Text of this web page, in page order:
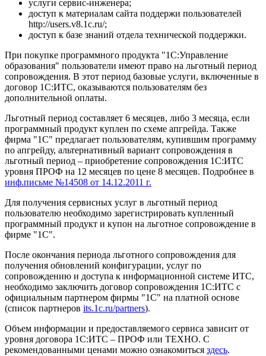
услуги сервис-инженера;
доступ к материалам сайта поддержи пользователей
http://users.v8.1c.ru/;
доступ к базе знаний отдела технической поддержки.
При покупке программного продукта "1С:Управление
образования" пользователи имеют право на льготный период
сопровождения. В этот период базовые услуги, включенные в
договор 1С:ИТС, оказываются пользователям без
дополнительной оплаты.
Льготный период составляет 6 месяцев, либо 3 месяца, если
программный продукт куплен по схеме апгрейда. Также
фирма "1С" предлагает пользователям, купившим программу
по апгрейду, альтернативный вариант сопровождения в
льготный период – приобретение сопровождения 1С:ИТС
уровня ПРОФ на 12 месяцев по цене 8 месяцев. Подробнее в
инф.письме №14508 от 14.12.2011 г.
Для получения сервисных услуг в льготный период
пользователю необходимо зарегистрировать купленный
программный продукт и купон на льготное сопровождение в
фирме "1С".
После окончания периода льготного сопровождения для
получения обновлений конфигурации, услуг по
сопровождению и доступа к информационной системе ИТС,
необходимо заключить договор сопровождения 1С:ИТС с
официальным партнером фирмы "1С" на платной основе
(список партнеров its.1c.ru/partners).
Объем информации и предоставляемого сервиса зависит от
уровня договора 1С:ИТС – ПРОФ или ТЕХНО. С
рекомендованными ценами можно ознакомиться здесь.